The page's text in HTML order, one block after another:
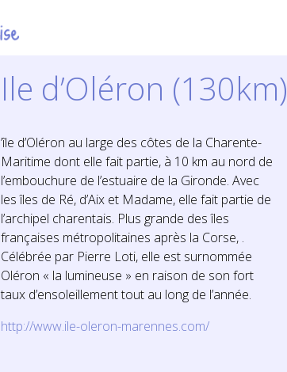
Ile d’Oléron (130km)
’île d’Oléron au large des côtes de la Charente-
Maritime dont elle fait partie, à 10 km au nord de
l’embouchure de l’estuaire de la Gironde. Avec
les îles de Ré, d’Aix et Madame, elle fait partie de
l’archipel charentais. Plus grande des îles
françaises métropolitaines après la Corse, .
Célébrée par Pierre Loti, elle est surnommée
Oléron « la lumineuse » en raison de son fort
taux d’ensoleillement tout au long de l’année.
http://www.ile-oleron-marennes.com/